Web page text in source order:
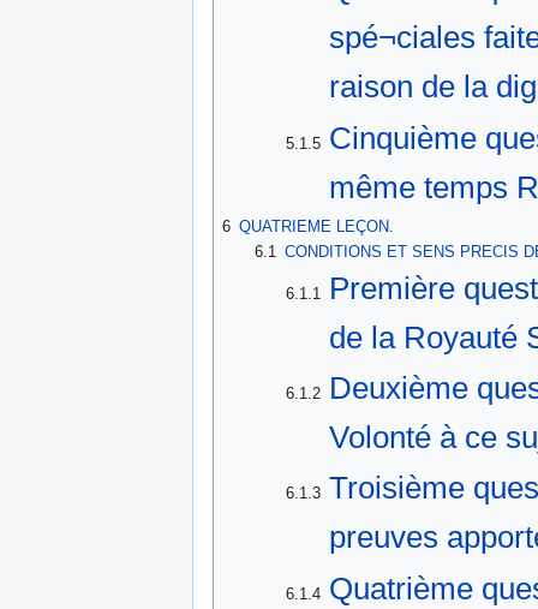
spé¬ciales
raison de la
5.1.5 Cinquième
même temps
6 QUATRIEME LEÇON.
6.1
CONDITIONS ET SENS PRECIS
6.1.1
Première
de la Royauté
6.1.2 Deuxième
Volonté à ce
6.1.3 Troisième
preuves
6.1.4 Quatrième